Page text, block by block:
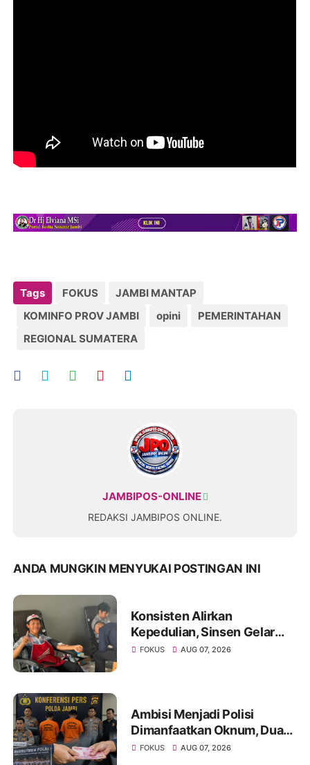
Tags FOKUS
JAMBI MANTAP
KOMINFO PROV JAMBI
opini
PEMERINTAHAN
REGIONAL SUMATERA
JAMBIPOS-ONLINE
REDAKSI JAMBIPOS ONLINE.
ANDA MUNGKIN MENYUKAI POSTINGAN INI
Konsisten Alirkan
Kepedulian, Sinsen Gelar
Donor Darah ke-23 dalam
FOKUS AUG 07, 2026
Ambisi Menjadi Polisi
Dimanfaatkan Oknum, Dua
Anggota Polda Jambi Diduga
FOKUS AUG 07, 2026